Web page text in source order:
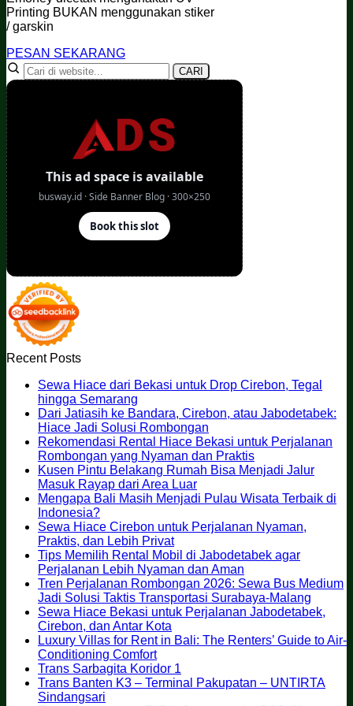
Printing BUKAN menggunakan stiker
/ garskin
PESAN SEKARANG
CARI
Recent Posts
Sewa Hiace dari Bekasi untuk Drop Cirebon, Tegal
hingga Semarang
Comments
on
Sewa
Hiace
dari
Bekasi
untuk
Cirebon,
Tegal
hingga
Semarang
Dari Jatiasih ke Bandara, Cirebon, atau Jabodetabek:
Hiace Jadi Solusi Rombongan
Comments
on
Dari
ke
Cirebon,
Jabodetabek:
Hiace
Jadi
Solusi
Rombongan
Rekomendasi Rental Hiace Bekasi untuk Perjalanan
Rombongan yang Nyaman dan PraktisNo
Comments
Rekomendasi
Hiace
untuk
Rombongan
yang
Nyaman
Praktis
Kusen Pintu Belakang Rumah Bisa Menjadi Jalur
Masuk Rayap dari Area LuarNo
Comments
Kusen
Belakang
Rumah
Bisa
Menjadi
Jalur
Rayap
Luar
Mengapa Bali Masih Menjadi Pulau Wisata Terbaik di
Indonesia?No
Comments
on
Mengapa
Bali
Masih
Menjadi
Pulau
Wisata
Terbaik
di
Indonesia?
Sewa Hiace Cirebon untuk Perjalanan Nyaman,
Praktis, dan Lebih PrivatNo
Comments
on
Sewa
Hiace
Cirebon
Perjalanan
Praktis,
dan
Tips Memilih Rental Mobil di Jabodetabek agar
Perjalanan Lebih Nyaman dan Aman
Comments
on
Tips
Rental
Jabodetabek
Tren Perjalanan Rombongan 2026: Sewa Bus Medium
Jadi Solusi Taktis Transportasi Surabaya-Malang
Tren
2026:
Sewa Hiace Bekasi untuk Perjalanan Jabodetabek,
Cirebon, dan Antar Kota
Comments
Sewa
Hiace
Luxury Villas for Rent in Bali: The Renters’ Guide to Air-
Conditioning ComfortNo
Comments
on
Trans Sarbagita Koridor 1
Comments
Trans Banten K3 – Terminal Pakupatan – UNTIRTA
Sindangsari